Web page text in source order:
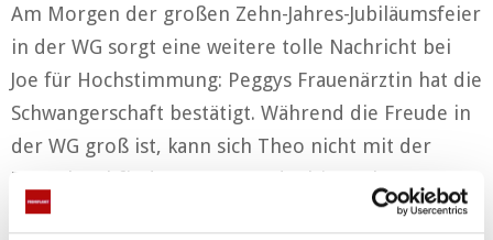
Am Morgen der großen Zehn-Jahres-Jubiläumsfeier
in der WG sorgt eine weitere tolle Nachricht bei
Joe für Hochstimmung: Peggys Frauenärztin hat die
Schwangerschaft bestätigt. Während die Freude in
der WG groß ist, kann sich Theo nicht mit der
Tatsache abfinden, Peggy endgültig verloren zu
haben. Vor Paula gibt er sich jedoch besonnen. In